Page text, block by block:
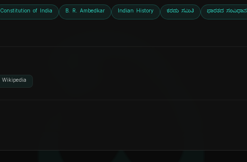
Constitution of India B. R. Ambedkar Indian History ಕರಡು ಸಮಿತಿ ಭಾರತದ ಸಂವಿಧಾನ
Wikipedia